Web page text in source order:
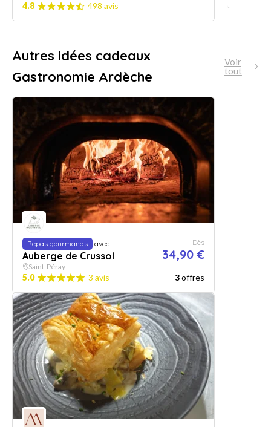
4.8
498 avis
Autres idées cadeaux
Gastronomie Ardèche
Voir
tout
Repas gourmands avec
Auberge de Crussol
Dès
34,90 €
Saint-Péray
5.0 3 avis 3offres